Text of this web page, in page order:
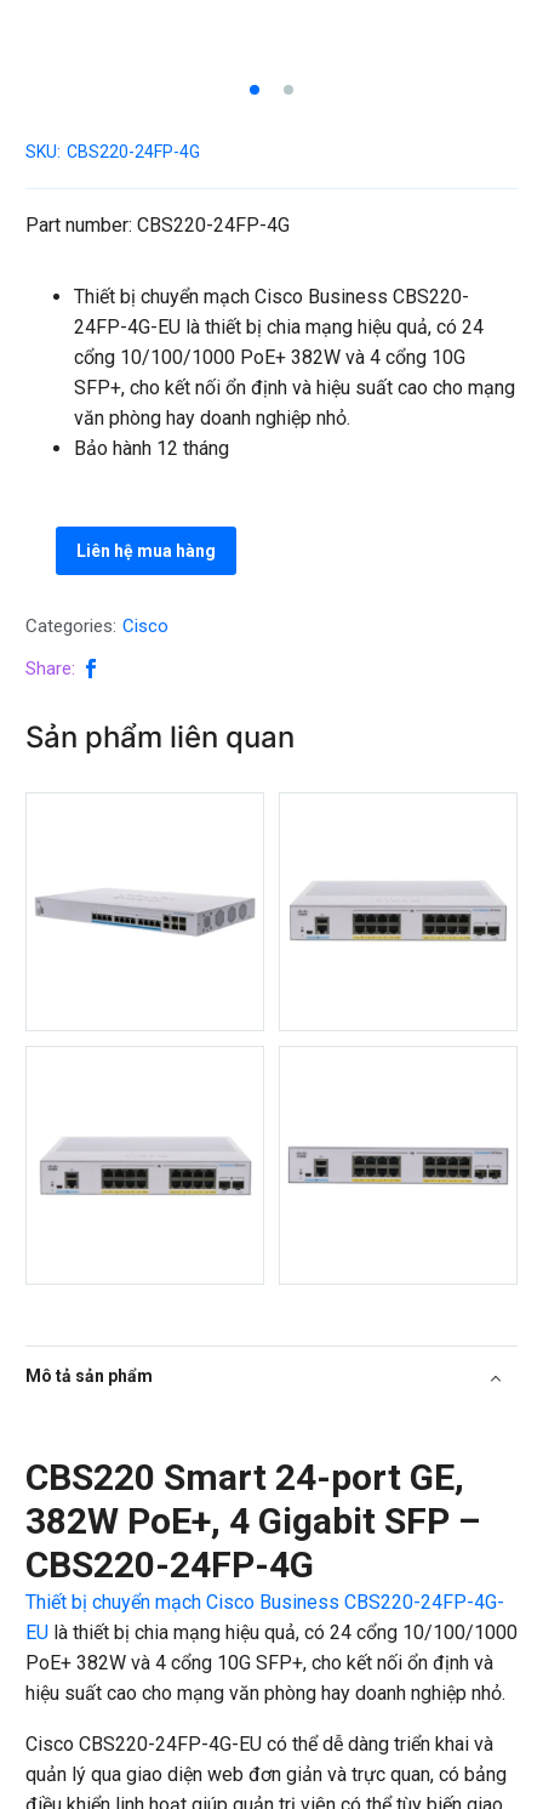
SKU: CBS220-24FP-4G
Part number: CBS220-24FP-4G
Thiết bị chuyển mạch Cisco Business CBS220-
24FP-4G-EU là thiết bị chia mạng hiệu quả, có 24
cổng 10/100/1000 PoE+ 382W và 4 cổng 10G
SFP+, cho kết nối ổn định và hiệu suất cao cho mạng
văn phòng hay doanh nghiệp nhỏ.
Bảo hành 12 tháng
Liên hệ mua hàng
Categories: Cisco
Share:
Sản phẩm liên quan
Mô tả sản phẩm
CBS220 Smart 24-port GE,
382W PoE+, 4 Gigabit SFP –
CBS220-24FP-4G
Thiết bị chuyển mạch Cisco Business CBS220-24FP-4G-
EU là thiết bị chia mạng hiệu quả, có 24 cổng 10/100/1000
PoE+ 382W và 4 cổng 10G SFP+, cho kết nối ổn định và
hiệu suất cao cho mạng văn phòng hay doanh nghiệp nhỏ.
Cisco CBS220-24FP-4G-EU có thể dễ dàng triển khai và
quản lý qua giao diện web đơn giản và trực quan, có bảng